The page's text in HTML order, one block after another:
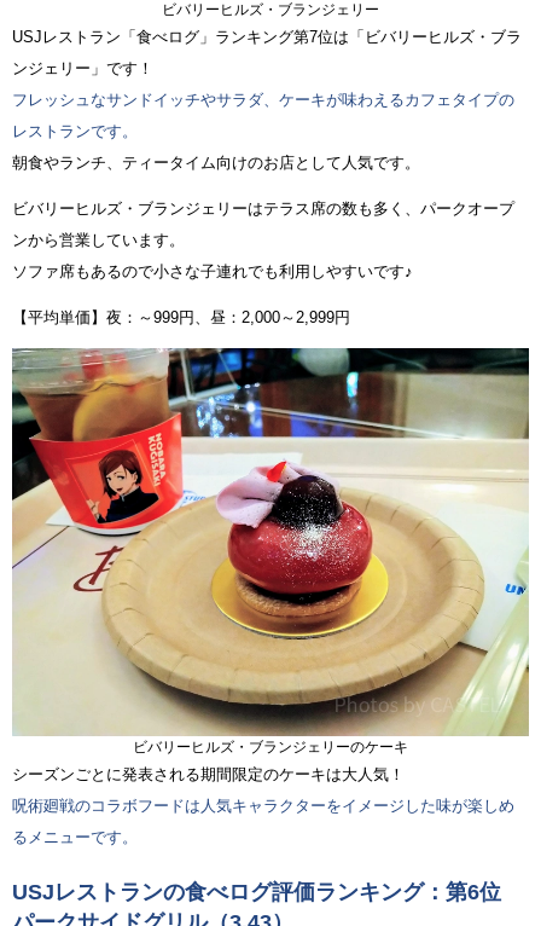
ビバリーヒルズ・ブランジェリー
USJレストラン「食べログ」ランキング第7位は「ビバリーヒルズ・ブラ
ンジェリー」です！
フレッシュなサンドイッチやサラダ、ケーキが味わえるカフェタイプの
レストランです。
朝食やランチ、ティータイム向けのお店として人気です。
ビバリーヒルズ・ブランジェリーはテラス席の数も多く、パークオープ
ンから営業しています。
ソファ席もあるので小さな子連れでも利用しやすいです♪
【平均単価】夜：～999円、昼：2,000～2,999円
ビバリーヒルズ・ブランジェリーのケーキ
シーズンごとに発表される期間限定のケーキは大人気！
呪術廻戦のコラボフードは人気キャラクターをイメージした味が楽しめ
るメニューです。
USJレストランの食べログ評価ランキング：第6位